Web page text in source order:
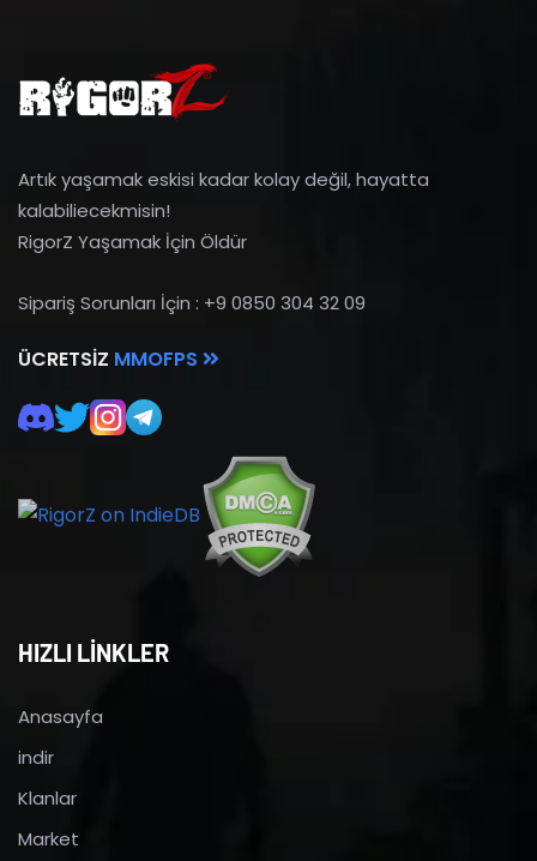
Artık yaşamak eskisi kadar kolay değil, hayatta
kalabiliecekmisin!
RigorZ Yaşamak İçin Öldür
Sipariş Sorunları İçin : +9 0850 304 32 09
ÜCRETSIZ MMOFPS
HIZLI LİNKLER
Anasayfa
indir
Klanlar
Market